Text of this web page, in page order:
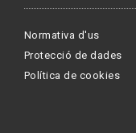
Normativa d'us
Protecció de dades
Política de cookies